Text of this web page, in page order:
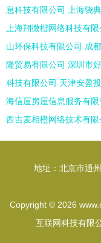
息科技有限公司
上海骁
上海翔微楷网络科技有限
山环保科技有限公司 成
隆贸易有限公司 深圳市
科技有限公司 天津安盈
海信屋房屋信息服务有限
西吉麦相橙网络技术有限
地址：北京市通
Copyright © 2026
互联网科技有限